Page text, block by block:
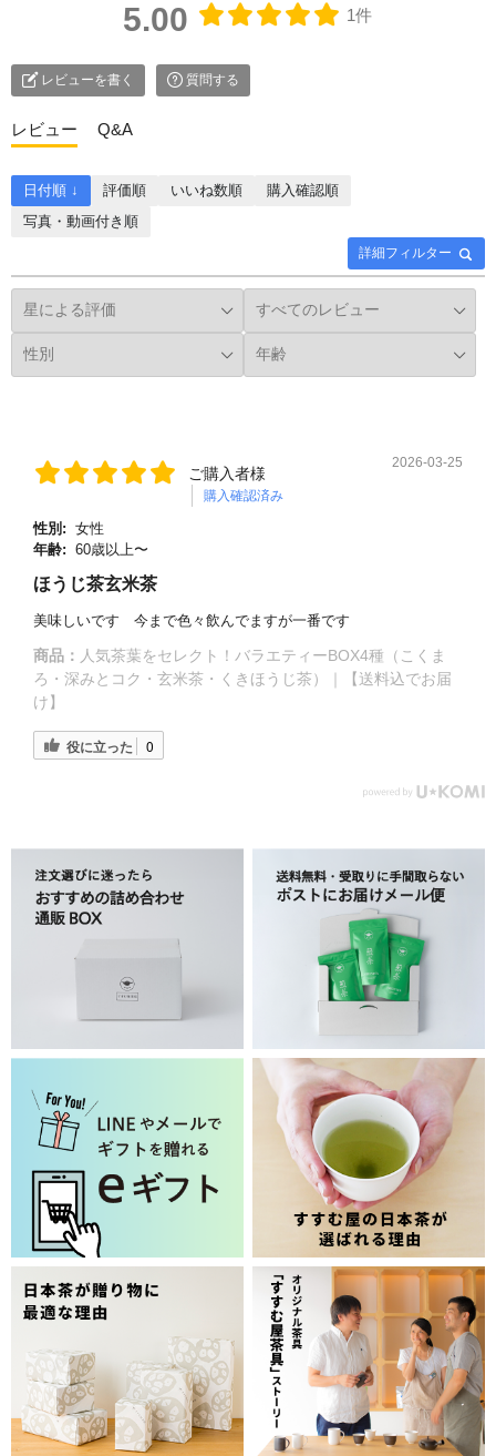
5.00 1件
レビューを書く 質問する
レビュー Q&A
詳細フィルター
日付順 ↓ 評価順 いいね数順
購入確認順
写真・動画付き順
ご購入者様
購入確認済み
2026-03-25
性別: 女性
年齢: 60歳以上〜
ほうじ茶玄米茶
美味しいです 今まで色々飲んでますが一番です
商品： 人気茶葉をセレクト！バラエティーBOX4種（こくま
ろ・深みとコク・玄米茶・くきほうじ茶）｜【送料込でお届
け】
役に立った 0